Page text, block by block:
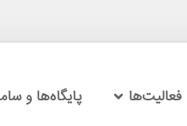
فعالیت‌ها پایگاه‌ها و